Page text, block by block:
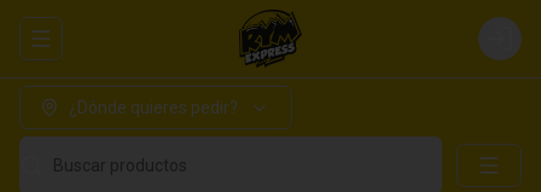
Abrir menu de navegación Login
¿Dónde quieres pedir?
Buscar productos